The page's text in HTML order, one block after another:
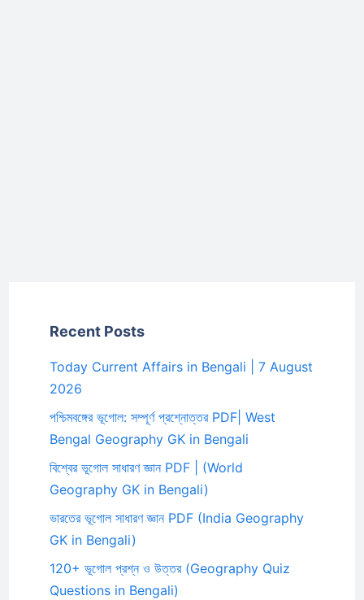
Recent Posts
Today Current Affairs in Bengali | 7 August
2026
পশ্চিমবঙ্গের ভূগোল: সম্পূর্ণ প্রশ্নোত্তর PDF| West
Bengal Geography GK in Bengali
বিশ্বের ভূগোল সাধারণ জ্ঞান PDF | (World
Geography GK in Bengali)
ভারতের ভূগোল সাধারণ জ্ঞান PDF (India Geography
GK in Bengali)
120+ ভূগোল প্রশ্ন ও উত্তর (Geography Quiz
Questions in Bengali)